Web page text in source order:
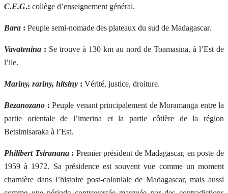
C.E.G.: collège d’enseignement général.
Bara : Peuple semi-nomade des plateaux du sud de Madagascar.
Vavatenina : Se trouve à 130 km au nord de Toamasina, à l’Est de
l’ile.
Mariny, rariny, hitsiny : Vérité, justice, droiture.
Bezanozano : Peuple venant principalement de Moramanga entre la
partie orientale de l’imerina et la partie côtière de la région
Betsimisaraka à l’Est.
Philibert Tsiranana: Premier président de Madagascar, en poste de
1959 à 1972. Sa présidence est souvent vue comme un moment
charnière dans l’histoire post-coloniale de Madagascar, mais aussi